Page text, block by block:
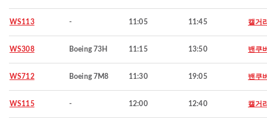
WS113 - 11:05 11:45 캘거
WS308 Boeing 73H 11:15 13:50 밴쿠
WS712 Boeing 7M8 11:30 19:05 밴쿠
WS115 - 12:00 12:40 캘거